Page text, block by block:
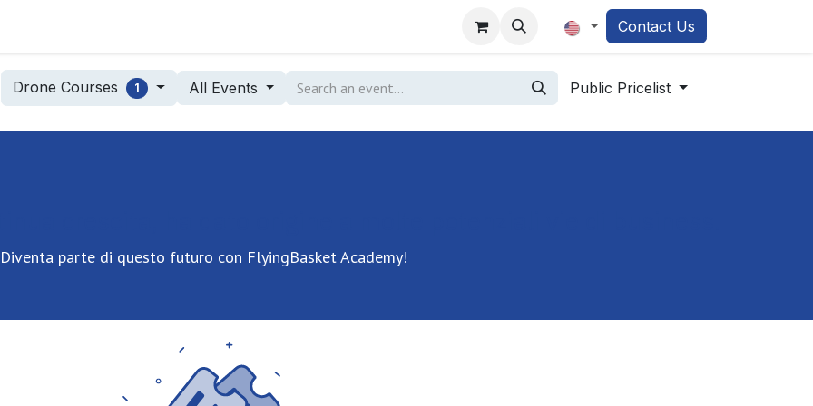
Contact Us
Drone Courses 1 All Events Public Pricelist
Diventa parte di questo futuro con FlyingBasket Academy!